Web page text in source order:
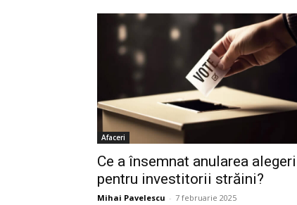
Afaceri
Ce a însemnat anularea
pentru investitorii străini?
Mihai Pavelescu - 7 februarie 2025